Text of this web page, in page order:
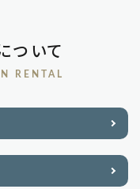
ついて
RENTAL